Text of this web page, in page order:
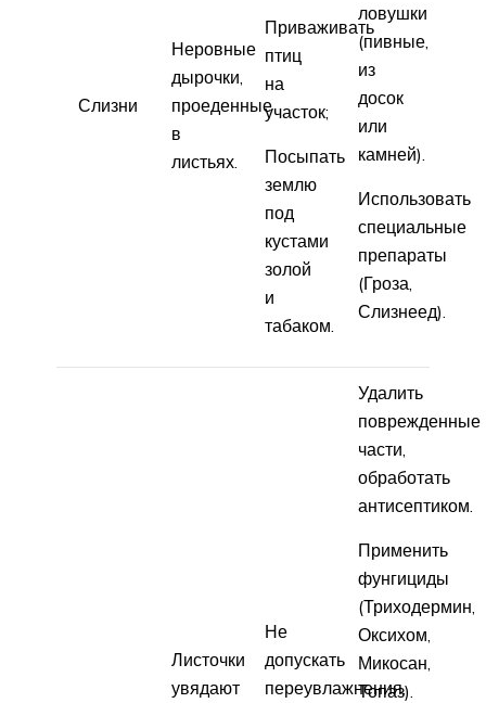
Слизни
Неровные
дырочки,
проеденные
в
листьях.
Приваживать
птиц
на
участок;
Посыпать
землю
под
кустами
золой
и
табаком.
ловушки
(пивные,
из
досок
или
камней).
Использовать
специальные
препараты
(Гроза,
Слизнеед).
Листочки
увядают
Не
допускать
переувлажнения.
Удалить
поврежденные
части,
обработать
антисептиком.
Применить
фунгициды
(Триходермин,
Оксихом,
Микосан,
Топаз).